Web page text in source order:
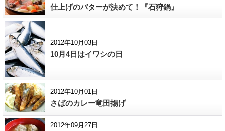
仕上げのバターが決めて！『石狩鍋』
2012年10月03日
10月4日はイワシの日
2012年10月01日
さばのカレー竜田揚げ
2012年09月27日